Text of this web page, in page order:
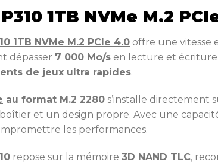
1TB NVMe M.2
1TB NVMe M.2 PCIe 4.0 offre une vitesse
dépasser 7 000 Mo/s en lecture et
de jeux ultra rapides.
au format M.2 2280 s’installe directement
et un design propre. Avec une
les performances.
repose sur la mémoire 3D NAND TLC,